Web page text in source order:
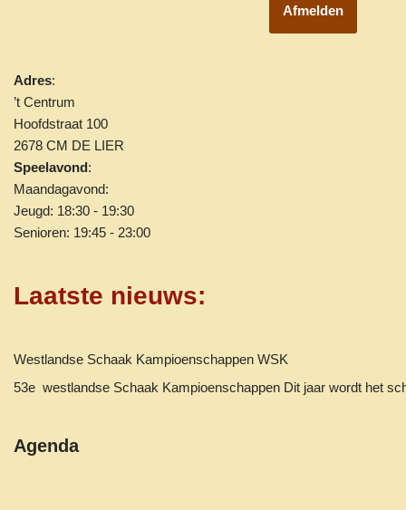
Afmelden
Adres:
’t Centrum
Hoofdstraat 100
2678 CM DE LIER
Speelavond:
Maandagavond:
Jeugd: 18:30 - 19:30
Senioren: 19:45 - 23:00
Laatste nieuws:
Westlandse Schaak Kampioenschappen WSK
53e westlandse Schaak Kampioenschappen Dit jaar wordt het
Agenda